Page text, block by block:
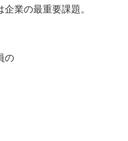
業の最重要課題。
の